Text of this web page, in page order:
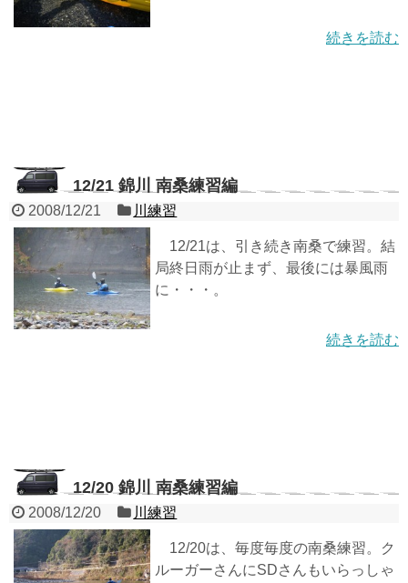
続きを読む
12/21 錦川 南桑練習編
2008/12/21 川練習
12/21は、引き続き南桑で練習。結
局終日雨が止まず、最後には暴風雨
に・・・。
続きを読む
12/20 錦川 南桑練習編
2008/12/20 川練習
12/20は、毎度毎度の南桑練習。ク
ルーガーさんにSDさんもいらっしゃ